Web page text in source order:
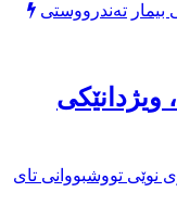
تەندرووستی